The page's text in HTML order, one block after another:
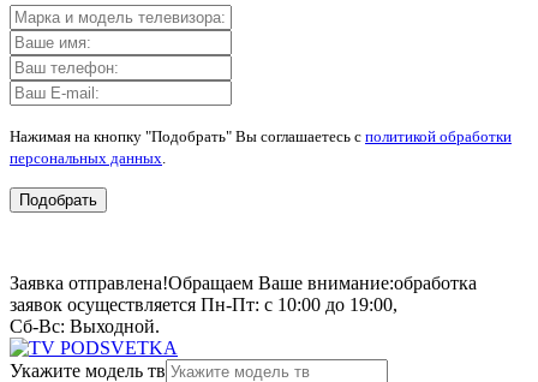
Нажимая на кнопку "Подобрать" Вы соглашаетесь с политикой обработки
персональных данных
Подобрать
Заявка отправлена!Обращаем Ваше внимание:обработка
заявок осуществляется Пн-Пт: с 10:00 до 19:00,
Сб-Вс: Выходной.
Укажите модель тв